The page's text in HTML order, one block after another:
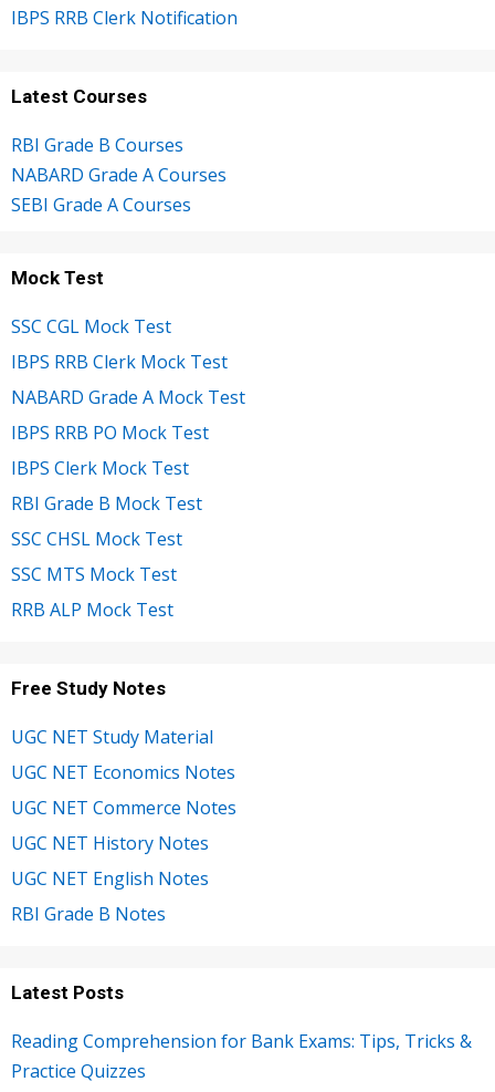
IBPS RRB Clerk Notification
Latest Courses
RBI Grade B Courses
NABARD Grade A Courses
SEBI Grade A Courses
Mock Test
SSC CGL Mock Test
IBPS RRB Clerk Mock Test
NABARD Grade A Mock Test
IBPS RRB PO Mock Test
IBPS Clerk Mock Test
RBI Grade B Mock Test
SSC CHSL Mock Test
SSC MTS Mock Test
RRB ALP Mock Test
Free Study Notes
UGC NET Study Material
UGC NET Economics Notes
UGC NET Commerce Notes
UGC NET History Notes
UGC NET English Notes
RBI Grade B Notes
Latest Posts
Reading Comprehension for Bank Exams: Tips, Tricks &
Practice Quizzes